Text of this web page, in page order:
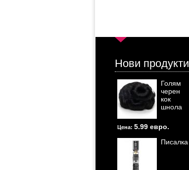
Нови продукти
Голям
черен
кок
шнола
Цена: 5.99 евро.
Писалка